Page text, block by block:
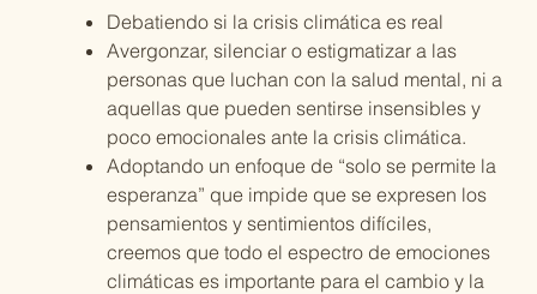
Debatiendo si la crisis climática es real
Avergonzar, silenciar o estigmatizar a las
personas que luchan con la salud mental, ni a
aquellas que pueden sentirse insensibles y
poco emocionales ante la crisis climática.
Adoptando un enfoque de “solo se permite la
esperanza” que impide que se expresen los
pensamientos y sentimientos difíciles,
creemos que todo el espectro de emociones
climáticas es importante para el cambio y la